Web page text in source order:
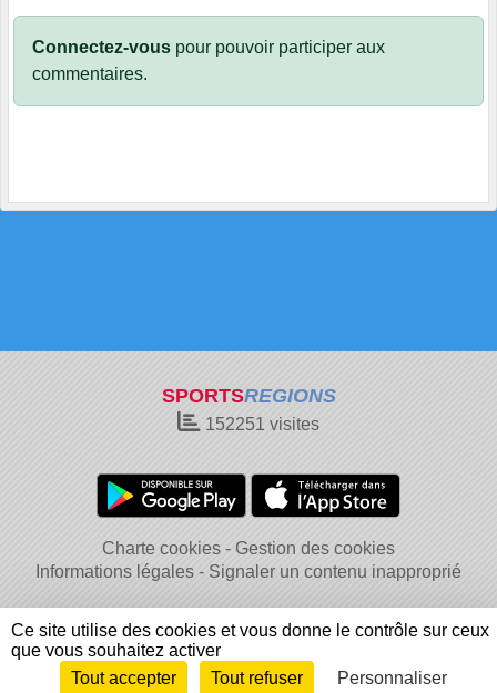
Connectez-vous pour pouvoir participer aux
commentaires.
SPORTSREGIONS
152251 visites
Charte cookies
Gestion des cookies
Informations légales
Signaler un contenu inapproprié
Envie de participer ? Connexion
Ce site utilise des cookies et vous donne le contrôle sur ceux
que vous souhaitez activer
Tout accepter
Tout refuser Personnaliser